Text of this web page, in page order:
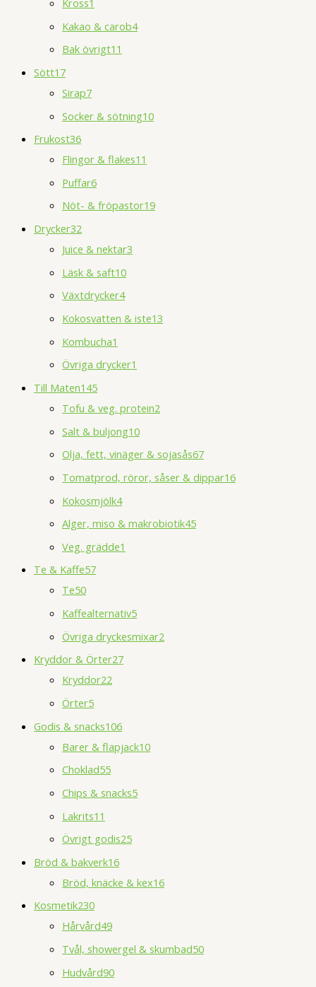
Kakao & carob4
Bak övrigt11
Sött17
Sirap7
Socker & sötning10
Frukost36
Flingor & flakes11
Puffar6
Nöt- & fröpastor19
Drycker32
Juice & nektar3
Läsk & saft10
Växtdrycker4
Kokosvatten & iste13
Kombucha1
Övriga drycker1
Till Maten145
Tofu & veg. protein2
Salt & buljong10
Olja, fett, vinäger & sojasås67
Tomatprod, röror, såser & dippar16
Kokosmjölk4
Alger, miso & makrobiotik45
Veg. grädde1
Te & Kaffe57
Te50
Kaffealternativ5
Övriga dryckesmixar2
Kryddor & Örter27
Kryddor22
Örter5
Godis & snacks106
Barer & flapjack10
Choklad55
Chips & snacks5
Lakrits11
Övrigt godis25
Bröd & bakverk16
Bröd, knäcke & kex16
Kosmetik230
Hårvård49
Tvål, showergel & skumbad50
Hudvård90